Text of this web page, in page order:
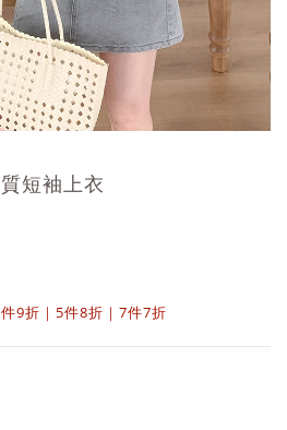
短袖上衣
9折｜5件8折｜7件7折